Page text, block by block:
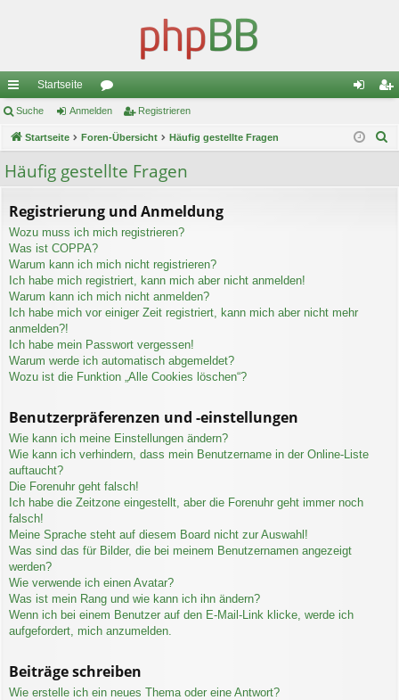
ch
ne
llz
riff
Startseite
or
en m ist
Suche Anmelden Registrieren
Startseite Foren-Übersicht Häufig gestellte Fragen
Häufig gestellte Fragen
Registrierung und Anmeldung
Wozu muss ich mich registrieren?
Was ist COPPA?
Warum kann ich mich nicht registrieren?
Ich habe mich registriert, kann mich aber nicht anmelden!
Warum kann ich mich nicht anmelden?
Ich habe mich vor einiger Zeit registriert, kann mich aber nicht mehr
anmelden?!
Ich habe mein Passwort vergessen!
Warum werde ich automatisch abgemeldet?
Wozu ist die Funktion „Alle Cookies löschen“?
Benutzerpräferenzen und -einstellungen
Wie kann ich meine Einstellungen ändern?
Wie kann ich verhindern, dass mein Benutzername in der Online-Liste
auftaucht?
Die Forenuhr geht falsch!
Ich habe die Zeitzone eingestellt, aber die Forenuhr geht immer noch
falsch!
Meine Sprache steht auf diesem Board nicht zur Auswahl!
Was sind das für Bilder, die bei meinem Benutzernamen angezeigt
werden?
Wie verwende ich einen Avatar?
Was ist mein Rang und wie kann ich ihn ändern?
Wenn ich bei einem Benutzer auf den E-Mail-Link klicke, werde ich
aufgefordert, mich anzumelden.
Beiträge schreiben
Wie erstelle ich ein neues Thema oder eine Antwort?